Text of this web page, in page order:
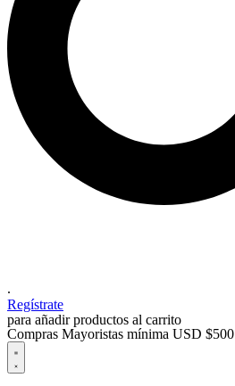
.
Regístrate
para añadir productos al carrito
Compras Mayoristas mínima USD $500